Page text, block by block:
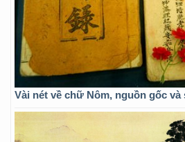
Vài nét về chữ Nôm, nguồn gốc